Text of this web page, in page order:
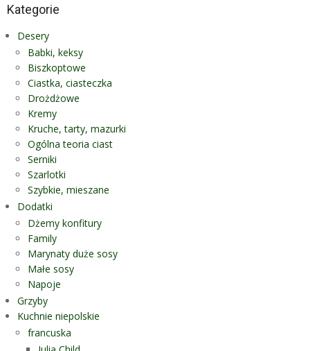
Kategorie
Desery
Babki, keksy
Biszkoptowe
Ciastka, ciasteczka
Drożdżowe
Kremy
Kruche, tarty, mazurki
Ogólna teoria ciast
Serniki
Szarlotki
Szybkie, mieszane
Dodatki
Dżemy konfitury
Family
Marynaty duże sosy
Małe sosy
Napoje
Grzyby
Kuchnie niepolskie
francuska